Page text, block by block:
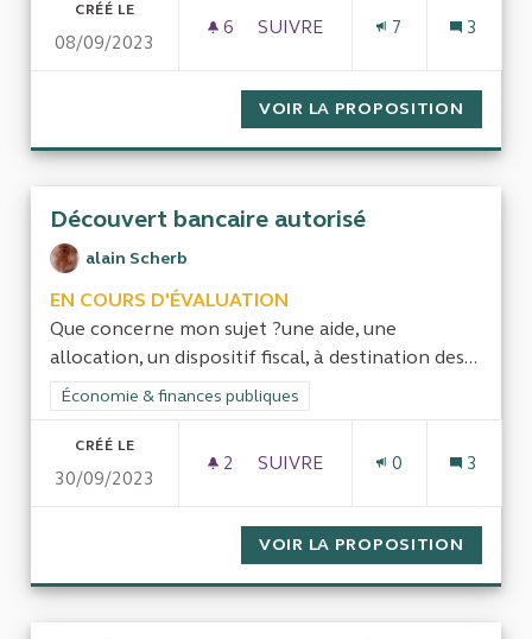
CRÉÉ LE
08/09/2023
6 6 ABONNÉS
SUIVRE
7 3
VOIR LA PROPOSITION
Découvert bancaire autorisé
alain Scherb
EN COURS D'ÉVALUATION
Que concerne mon sujet ?une aide, une
allocation, un dispositif fiscal, à destination des...
Filtrer les résultats de la catégorie : Économie & finances
Économie & finances publiques
CRÉÉ LE
30/09/2023
2 2 ABONNÉS
SUIVRE
0 3
VOIR LA PROPOSITION